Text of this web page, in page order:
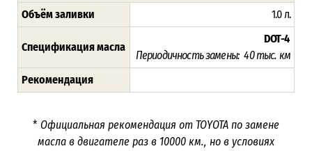
Объём заливки 1.0 л.
Спецификация масла
DOT-4
Периодичность замены: 40 тыс. км
Рекомендация
* Официальная рекомендация от TOYOTA по замене
масла в двигателе раз в 10000 км., но в условиях